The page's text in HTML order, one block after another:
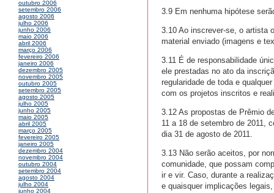
outubro 2006
setembro 2006
agosto 2006
julho 2006
junho 2006
maio 2006
abril 2006
março 2006
fevereiro 2006
janeiro 2006
dezembro 2005
novembro 2005
outubro 2005
setembro 2005
agosto 2005
julho 2005
junho 2005
maio 2005
abril 2005
março 2005
fevereiro 2005
janeiro 2005
dezembro 2004
novembro 2004
outubro 2004
setembro 2004
agosto 2004
julho 2004
junho 2004
3.9 Em nenhuma hipótese
3.10 Ao inscrever-se, o artista
material enviado (imagens e
3.11 É de responsabilidade
ele prestadas no ato da
regularidade de toda e
com os projetos inscritos e
3.12 As propostas de Prêmio
11 a 18 de setembro de 2011,
dia 31 de agosto de 2011.
3.13 Não serão aceitos, por
comunidade, que possam
ir e vir. Caso, durante a
e quaisquer implicações